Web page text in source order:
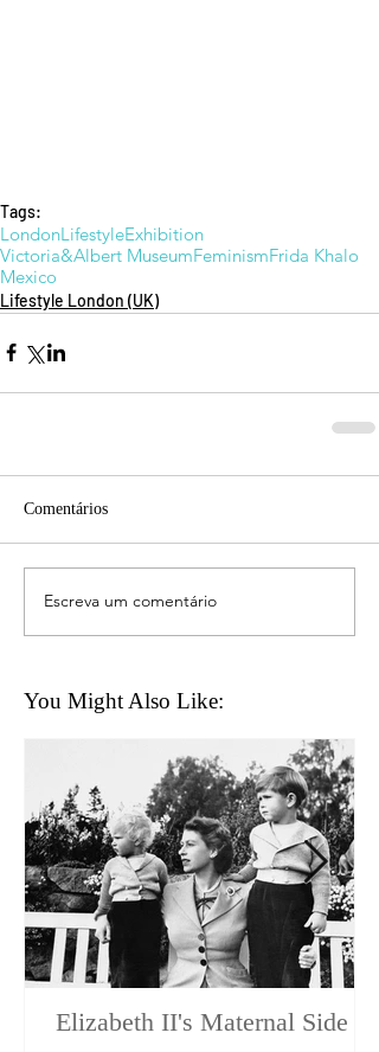
Tags:
LondonLifestyleExhibition
Victoria&Albert MuseumFeminismFrida Khalo
Mexico
Lifestyle London (UK)
Comentários
Escreva um comentário
You Might Also Like:
Elizabeth II's Maternal Side